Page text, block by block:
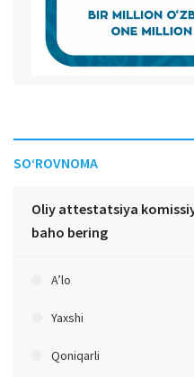
SO‘ROVNOMA
Oliy attestatsiya
baho bering
A’lo
Yaxshi
Qoniqarli